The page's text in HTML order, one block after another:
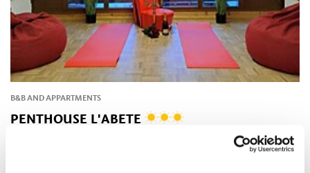
B&B AND APPARTMENTS
PENTHOUSE L'ABETE